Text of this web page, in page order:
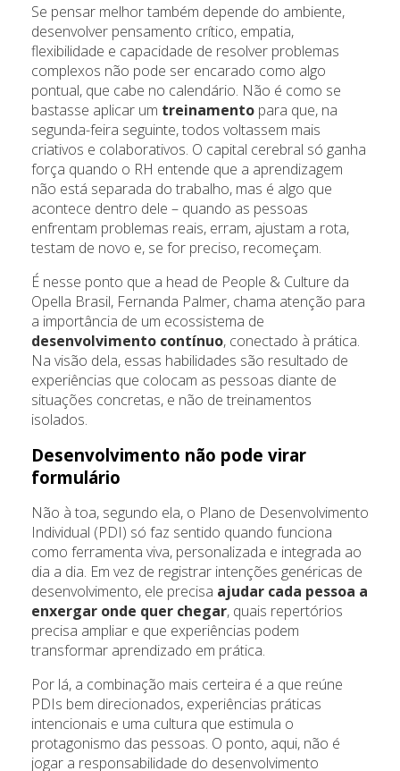
Se pensar melhor também depende do ambiente,
desenvolver pensamento crítico, empatia,
flexibilidade e capacidade de resolver problemas
complexos não pode ser encarado como algo
pontual, que cabe no calendário. Não é como se
bastasse aplicar um treinamento para que, na
segunda-feira seguinte, todos voltassem mais
criativos e colaborativos. O capital cerebral só ganha
força quando o RH entende que a aprendizagem
não está separada do trabalho, mas é algo que
acontece dentro dele – quando as pessoas
enfrentam problemas reais, erram, ajustam a rota,
testam de novo e, se for preciso, recomeçam.
É nesse ponto que a head de People & Culture da
Opella Brasil, Fernanda Palmer, chama atenção para
a importância de um ecossistema de
desenvolvimento contínuo, conectado à prática.
Na visão dela, essas habilidades são resultado de
experiências que colocam as pessoas diante de
situações concretas, e não de treinamentos
isolados.
Desenvolvimento não pode virar
formulário
Não à toa, segundo ela, o Plano de Desenvolvimento
Individual (PDI) só faz sentido quando funciona
como ferramenta viva, personalizada e integrada ao
dia a dia. Em vez de registrar intenções genéricas de
desenvolvimento, ele precisa ajudar cada pessoa a
enxergar onde quer chegar, quais repertórios
precisa ampliar e que experiências podem
transformar aprendizado em prática.
Por lá, a combinação mais certeira é a que reúne
PDIs bem direcionados, experiências práticas
intencionais e uma cultura que estimula o
protagonismo das pessoas. O ponto, aqui, não é
jogar a responsabilidade do desenvolvimento